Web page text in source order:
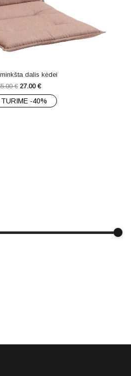
dalis kėdei
€ 27.00 €
TURIME -40%